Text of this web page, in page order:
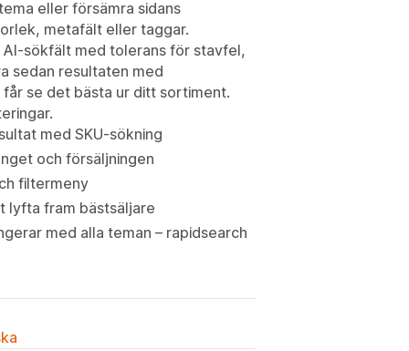
eller försämra sidans
metafält eller taggar.
sökfält med tolerans för stavfel,
sedan resultaten med
se det bästa ur ditt sortiment.
med SKU-sökning
och försäljningen
filtermeny
lyfta fram bästsäljare
med alla teman – rapidsearch